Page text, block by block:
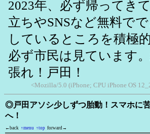
2023年、必ず帰ってき
立ちやSNSなど無料で
しているところを積極
必ず市民は見ています
張れ！戸田！
<Mozilla/5.0 (iPhone; CPU iPhone OS
◎戸田アソシ少しずつ胎動！スマホに
へ！
←back ↑menu ↑top forward→